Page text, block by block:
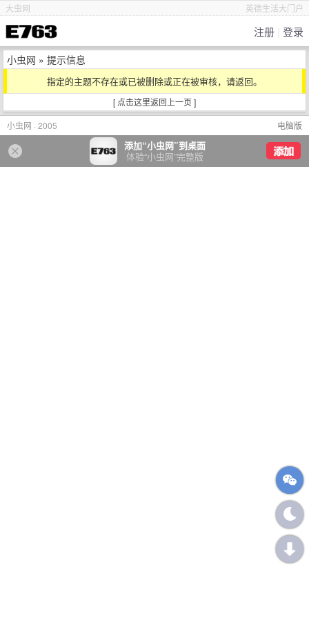
英德生活大门户
大虫网
注册 登录
小虫网 » 提示信息
指定的主题不存在或已被删除或正在被审核，请返回。
[ 点击这里返回上一页 ]
电脑版
小虫网 · 2005
添加“小虫网”到桌面
体验“小虫网”完整版